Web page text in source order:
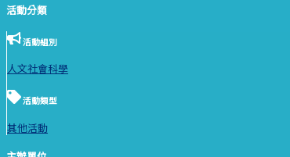
活動分類
活動組別
人文社會科學
活動類型
其他活動